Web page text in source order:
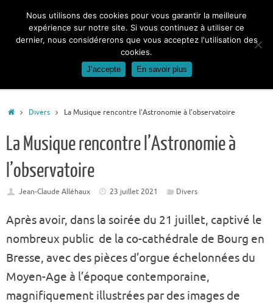
contenu
AccueilDivers La Musique rencontre l’Astronomie à l’observatoire
La Musique rencontre l’Astronomie à
l’observatoire
Jean-Claude Alléhaux 23 juillet 2021 Divers
Après avoir, dans la soirée du 21 juillet, captivé le
nombreux public de la co-cathédrale de Bourg en
Bresse, avec des pièces d’orgue échelonnées du
Moyen-Age à l’époque contemporaine,
magnifiquement illustrées par des images de
Nous utilisons des cookies pour vous garantir la meilleure
expérience sur notre site. Si vous continuez à utiliser ce
dernier, nous considérerons que vous acceptez l'utilisation des
cookies.
J’accepte En savoir plus